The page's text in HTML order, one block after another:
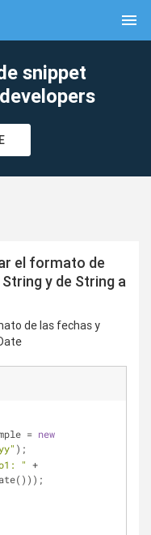
menu
snippet
el formato de
y de String a
de las fechas y
= new
);
" +
clear